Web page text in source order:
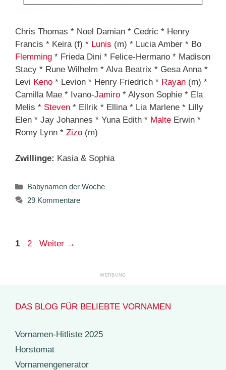
Chris Thomas * Noel Damian * Cedric * Henry
Francis * Keira (f) * Lunis (m) * Lucia Amber * Bo
Flemming * Frieda Dini * Felice-Hermano * Madison
Stacy * Rune Wilhelm * Alva Beatrix * Gesa Anna *
Levi Keno * Levion * Henry Friedrich * Rayan (m) *
Camilla Mae * Ivano-Jamiro * Alyson Sophie * Ela
Melis * Steven * Ellrik * Ellina * Lia Marlene * Lilly
Elen * Jay Johannes * Yuna Edith * Malte Erwin *
Romy Lynn * Zizo (m)
Zwillinge: Kasia & Sophia
Kategorien
Babynamen der Woche
29 Kommentare
Seite
1 Seite
2 Weiter →
DAS BLOG FÜR BELIEBTE VORNAMEN
Vornamen-Hitliste 2025
Horstomat
Vornamengenerator